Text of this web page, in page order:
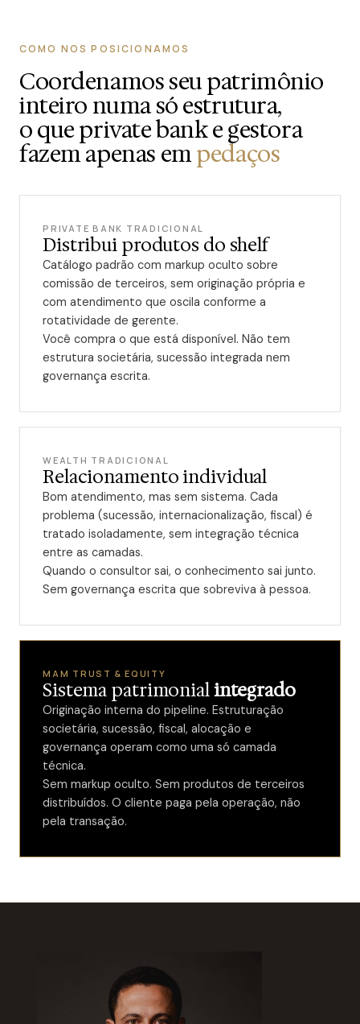
COMO NOS POSICIONAMOS
Coordenamos seu patrimônio
inteiro numa só estrutura,
o que private bank e gestora
fazem apenas empedaços
PRIVATE BANK TRADICIONAL
Distribui produtos do shelf
Catálogo padrão com markup oculto sobre
comissão de terceiros, sem originação própria e
com atendimento que oscila conforme a
rotatividade de gerente.
Você compra o que está disponível. Não tem
estrutura societária, sucessão integrada nem
governança escrita.
WEALTH TRADICIONAL
Relacionamento individual
Bom atendimento, mas sem sistema. Cada
problema (sucessão, internacionalização, fiscal) é
tratado isoladamente, sem integração técnica
entre as camadas.
Quando o consultor sai, o conhecimento sai junto.
Sem governança escrita que sobreviva à pessoa.
MAM TRUST & EQUITY
Sistema patrimonialintegrado
Originação interna do pipeline. Estruturação
societária, sucessão, fiscal, alocação e
governança operam como uma só camada
técnica.
Sem markup oculto. Sem produtos de terceiros
distribuídos. O cliente paga pela operação, não
pela transação.